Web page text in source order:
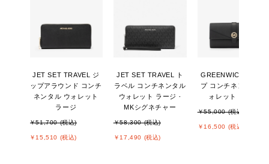
JET SET TRAVEL ジ
ップアラウンド コンチ
ネンタル ウォレット
ラージ
￥51,700 (税込)
￥15,510 (税込)
JET SET TRAVEL ト
ラベル コンチネンタル
ウォレット ラージ -
MKシグネチャー
￥58,300 (税込)
￥17,490 (税込)
GREENWICH フラッ
プ コンチネンタル ウ
ォレット ラージ
￥55,000 (税込)
￥16,500 (税込)